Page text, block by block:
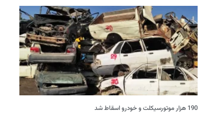
190 هزار موتورسیکلت و خودرو اسقاط شد